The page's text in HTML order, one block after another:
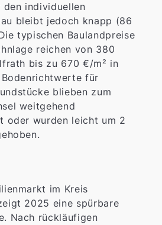
den individuellen
bleibt jedoch knapp (86
typischen Baulandpreise
reichen von 380
bis zu 670 €/m² in
für
blieben zum
weitgehend
oder wurden leicht um 2
im Kreis
2025 eine spürbare
Nach rückläufigen